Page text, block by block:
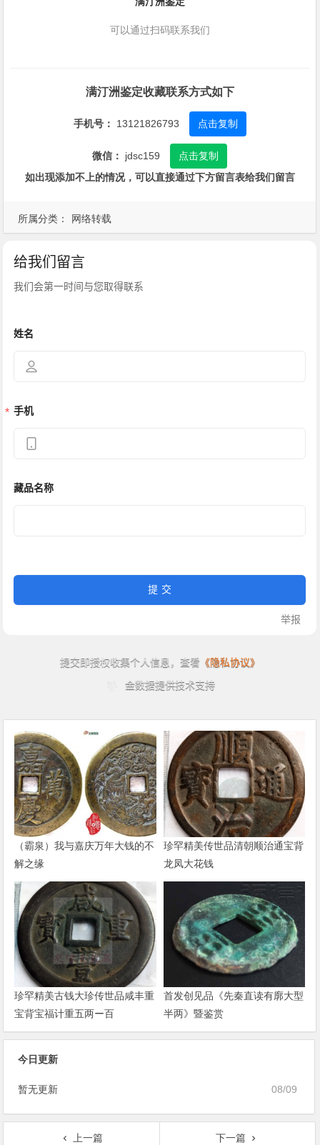
所属分类： 网络转载
可以通过扫码联系我们
满汀洲鉴定收藏联系方式如下
手机号： 13121826793 点击复制
微信： jdsc159
点击复制
如出现添加不上的情况，可以直接通过下方留言表给我们留言
（霸泉）我与嘉庆万年大钱的不
解之缘
珍罕精美传世品清朝顺治通宝背
龙凤大花钱
珍罕精美古钱大珍传世品咸丰重
宝背宝福计重五两ー百
首发创见品《先秦直读有廓大型
半两》暨鉴赏
今日更新
08/09
暂无更新
上一篇 下一篇